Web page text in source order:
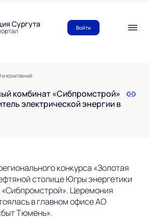
Сургута Войти
компаний
комбинат «Сибпромстрой»
электрической энергии в
конкурса «Золотая
столице Югры энергетики
Церемония
в главном офисе АО
Тюмень».